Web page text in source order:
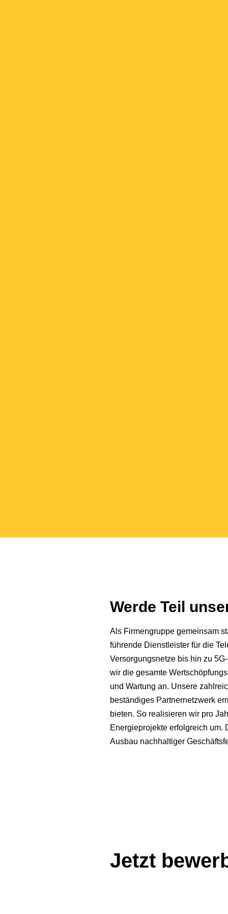
Werde Teil
Als Firmengruppe gemeinsam
führende Dienstleister für die
Versorgungsnetze bis hin zu
wir die gesamte
und Wartung an. Unsere
beständiges Partnernetzwerk
bieten. So realisieren wir pro
Energieprojekte erfolgreich um.
Ausbau nachhaltiger
Jetzt